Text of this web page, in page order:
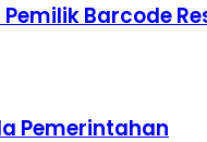
Barcode
Pemerintahan